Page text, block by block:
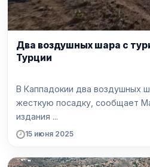
Два воздушных шара с
Турции
В Каппадокии два воздушных
жесткую посадку, сообщает Malim.kz. По
издания ...
15 июня 2025